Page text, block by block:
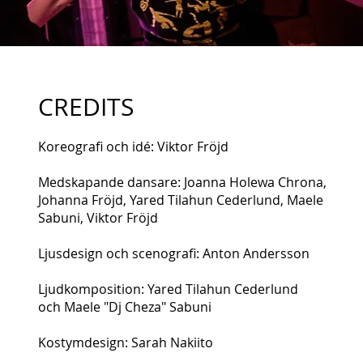
CREDITS
Koreografi och idé: Viktor Fröjd
Medskapande dansare: Joanna Holewa Chrona,
Johanna Fröjd, Yared Tilahun Cederlund, Maele
Sabuni, Viktor Fröjd
Ljusdesign och scenografi: Anton Andersson
Ljudkomposition: Yared Tilahun Cederlund
och Maele "Dj Cheza" Sabuni
Kostymdesign: Sarah Nakiito